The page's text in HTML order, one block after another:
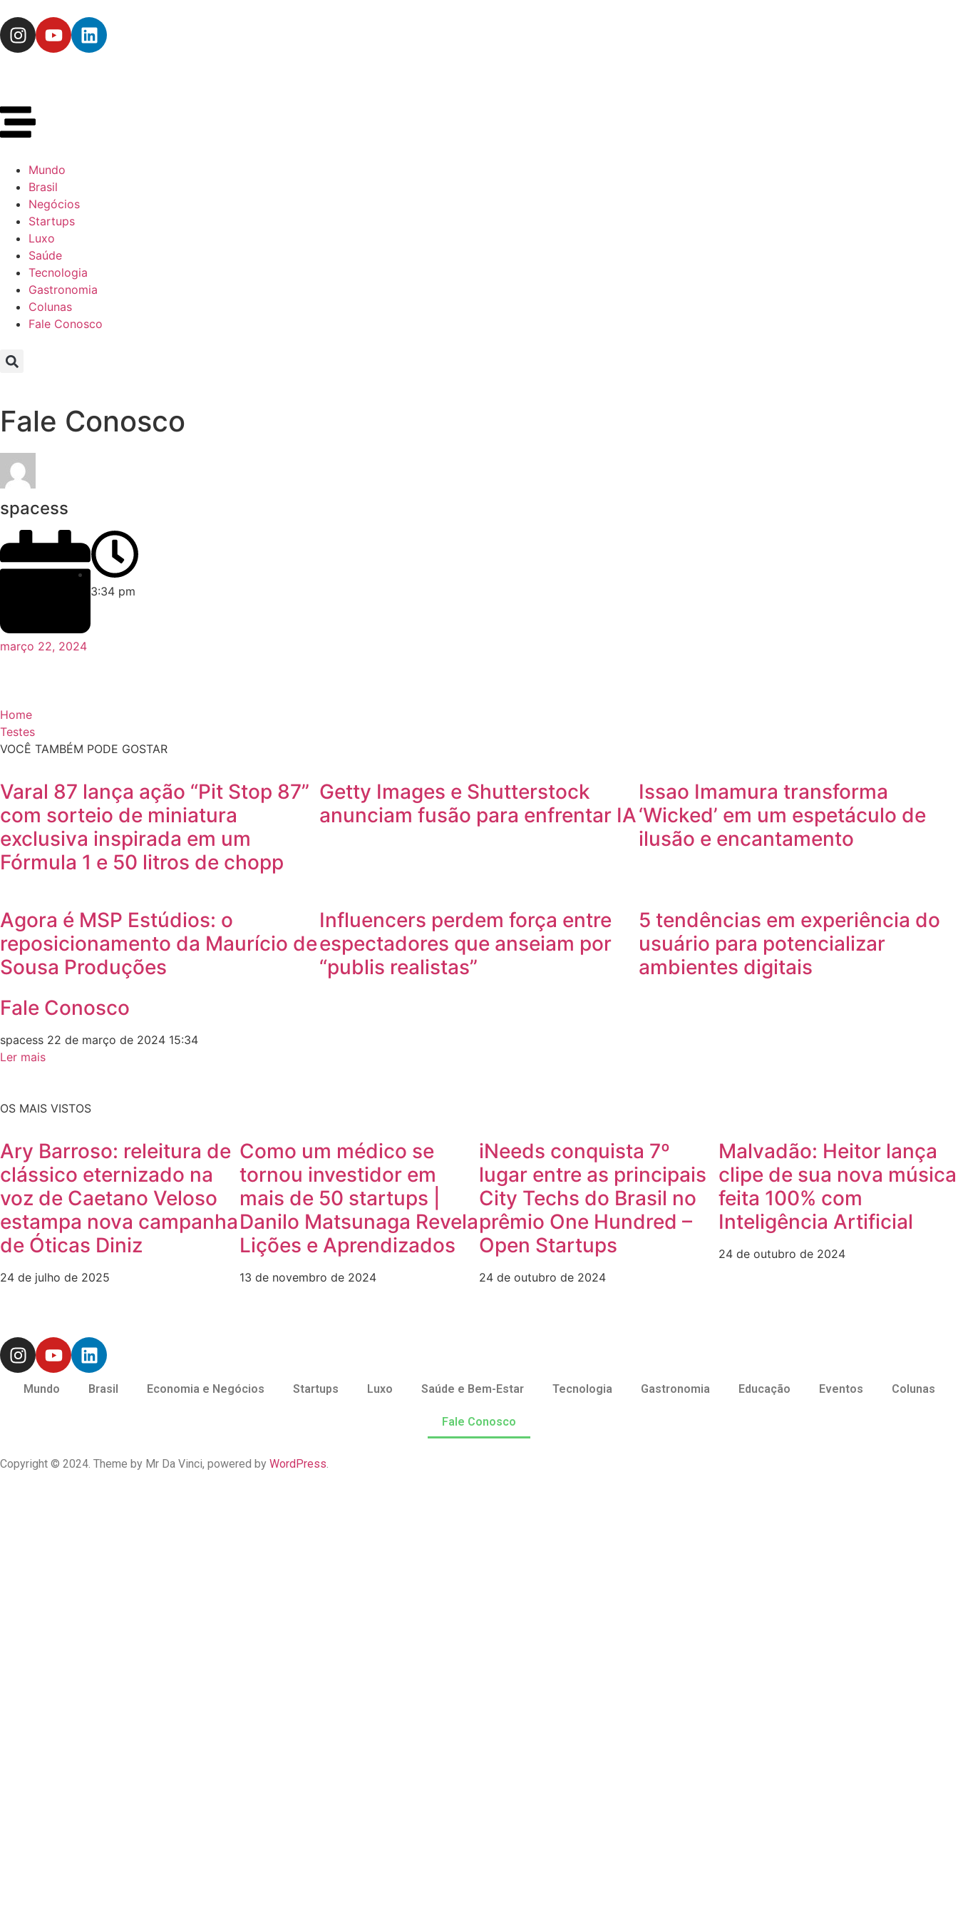
Mundo
Brasil
Negócios
Startups
Luxo
Saúde
Tecnologia
Gastronomia
Colunas
Fale Conosco
Fale Conosco
spacess
março 22, 2024
3:34 pm
Home
Testes
VOCÊ TAMBÉM PODE GOSTAR
Varal 87 lança ação “Pit Stop 87”
com sorteio de miniatura
exclusiva inspirada em um
Fórmula 1 e 50 litros de chopp
Getty Images e Shutterstock
anunciam fusão para enfrentar IA
Issao Imamura transforma
‘Wicked’ em um espetáculo de
ilusão e encantamento
Agora é MSP Estúdios: o
reposicionamento da Maurício de
Sousa Produções
Influencers perdem força entre
espectadores que anseiam por
“publis realistas”
5 tendências em experiência do
usuário para potencializar
ambientes digitais
Fale Conosco
spacess 22 de março de 2024 15:34
Ler mais
OS MAIS VISTOS
Ary Barroso: releitura de
clássico eternizado na
voz de Caetano Veloso
estampa nova campanha
de Óticas Diniz
24 de julho de 2025
Como um médico se
tornou investidor em
mais de 50 startups |
Danilo Matsunaga Revela
Lições e Aprendizados
13 de novembro de 2024
iNeeds conquista 7º
lugar entre as principais
City Techs do Brasil no
prêmio One Hundred –
Open Startups
24 de outubro de 2024
Malvadão: Heitor lança
clipe de sua nova música
feita 100% com
Inteligência Artificial
24 de outubro de 2024
Mundo Brasil Economia e Negócios Startups Luxo Saúde e Bem-Estar Tecnologia Gastronomia Educação Eventos Colunas
Fale Conosco
Copyright © 2024. Theme by Mr Da Vinci, powered by WordPress.